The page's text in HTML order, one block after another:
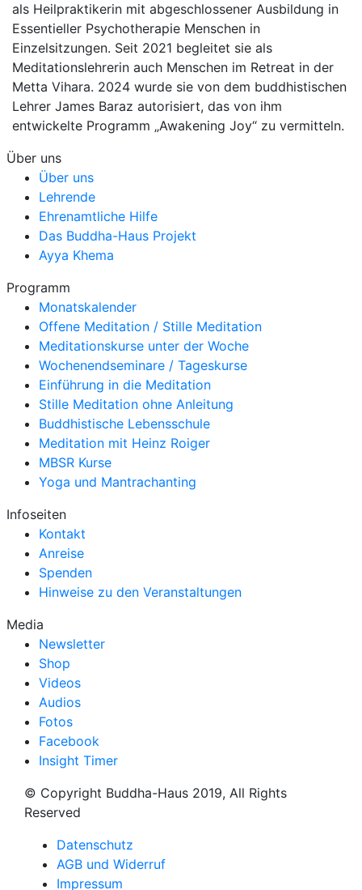
als Heilpraktikerin mit abgeschlossener Ausbildung in
Essentieller Psychotherapie Menschen in
Einzelsitzungen. Seit 2021 begleitet sie als
Meditationslehrerin auch Menschen im Retreat in der
Metta Vihara. 2024 wurde sie von dem buddhistischen
Lehrer James Baraz autorisiert, das von ihm
entwickelte Programm „Awakening Joy“ zu vermitteln.
Über uns
Über uns
Lehrende
Ehrenamtliche Hilfe
Das Buddha-Haus Projekt
Ayya Khema
Programm
Monatskalender
Offene Meditation / Stille Meditation
Meditationskurse unter der Woche
Wochenendseminare / Tageskurse
Einführung in die Meditation
Stille Meditation ohne Anleitung
Buddhistische Lebensschule
Meditation mit Heinz Roiger
MBSR Kurse
Yoga und Mantrachanting
Infoseiten
Kontakt
Anreise
Spenden
Hinweise zu den Veranstaltungen
Media
Newsletter
Shop
Videos
Audios
Fotos
Facebook
Insight Timer
© Copyright Buddha-Haus 2019, All Rights
Reserved
Datenschutz
AGB und Widerruf
Impressum